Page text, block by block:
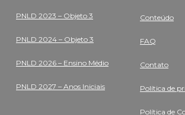
PNLD 2023 – Objeto 3
PNLD 2024 – Objeto 3
PNLD 2026 – Ensino Médio
PNLD 2027 – Anos Iniciais
Conteúdo
FAQ
Contato
Política de
Política de